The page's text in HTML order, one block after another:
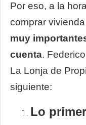
Por eso, a la
comprar vivienda
muy
cuenta.
La Lonja de
siguiente:
Lo